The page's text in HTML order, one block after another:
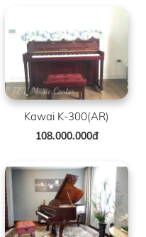
Kawai K-300(AR)
108.000.000đ